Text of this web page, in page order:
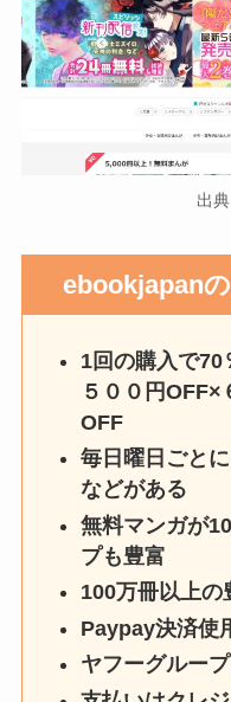
出
ebookjapan
1回の購入で70
５００円OFF×
OFF
毎日曜日ごと
などがある
無料マンガが
プも豊富
100万冊以上の
Paypay決済使
ヤフーグルー